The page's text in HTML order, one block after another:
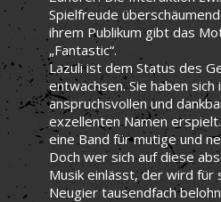
Spielfreude
ihrem Publikum gibt das
„Fantastic“.
Lazuli ist dem Status des
entwachsen. Sie haben sich
anspruchsvollen und
exzellenten Namen
eine Band für mutige und
Doch wer sich auf diese
Musik einlässt, der wird für
Neugier tausendfach